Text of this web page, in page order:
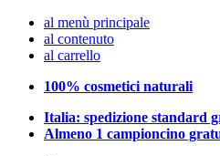
al menù principale
al contenuto
al carrello
100% cosmetici naturali
Italia: spedizione standard
Almeno 1 campioncino